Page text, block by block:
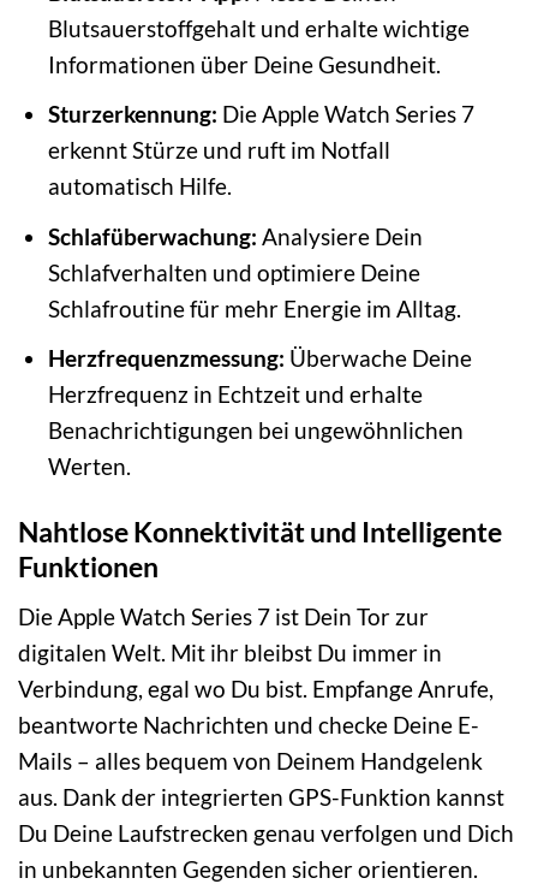
Blutsauerstoffgehalt und erhalte wichtige
Informationen über Deine Gesundheit.
Sturzerkennung: Die Apple Watch Series 7
erkennt Stürze und ruft im Notfall
automatisch Hilfe.
Schlafüberwachung: Analysiere Dein
Schlafverhalten und optimiere Deine
Schlafroutine für mehr Energie im Alltag.
Herzfrequenzmessung: Überwache Deine
Herzfrequenz in Echtzeit und erhalte
Benachrichtigungen bei ungewöhnlichen
Werten.
Nahtlose Konnektivität und Intelligente
Funktionen
Die Apple Watch Series 7 ist Dein Tor zur
digitalen Welt. Mit ihr bleibst Du immer in
Verbindung, egal wo Du bist. Empfange Anrufe,
beantworte Nachrichten und checke Deine E-
Mails – alles bequem von Deinem Handgelenk
aus. Dank der integrierten GPS-Funktion kannst
Du Deine Laufstrecken genau verfolgen und Dich
in unbekannten Gegenden sicher orientieren.